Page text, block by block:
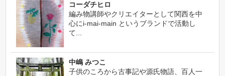
コーダチヒロ
編み物講師やクリエイターとして関西を中
心にi-mai-main というブランドで活動し
て...
中嶋 みつこ
子供のころから古事記や源氏物語、百人一